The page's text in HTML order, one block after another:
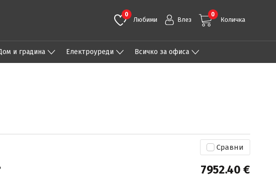
0
Любими Влез
0
Количка
и градина Eлектроуреди Всичко за офиса
Сравни
7952.40 €